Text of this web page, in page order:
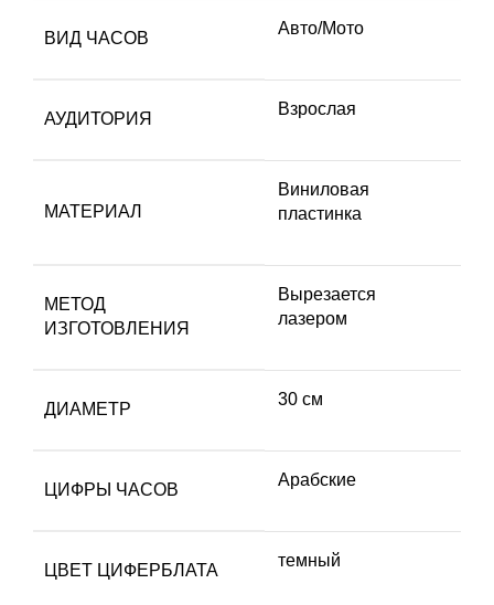
ВИД ЧАСОВ
Авто/Мото
АУДИТОРИЯ
Взрослая
МАТЕРИАЛ
Виниловая
пластинка
МЕТОД
ИЗГОТОВЛЕНИЯ
Вырезается
лазером
ДИАМЕТР
30 см
ЦИФРЫ ЧАСОВ
Арабские
ЦВЕТ ЦИФЕРБЛАТА
темный